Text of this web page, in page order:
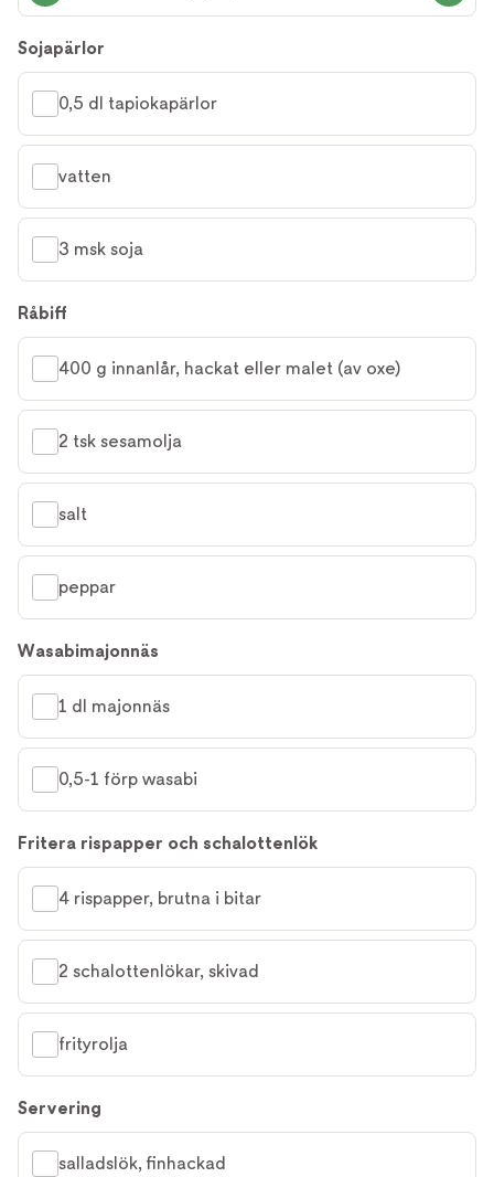
Sojapärlor
0,5 dl tapiokapärlor
vatten
3 msk soja
Råbiff
400 g innanlår, hackat eller malet (av oxe)
2 tsk sesamolja
salt
peppar
Wasabimajonnäs
1 dl majonnäs
0,5-1 förp wasabi
Fritera rispapper och schalottenlök
4 rispapper, brutna i bitar
2 schalottenlökar, skivad
frityrolja
Servering
salladslök, finhackad